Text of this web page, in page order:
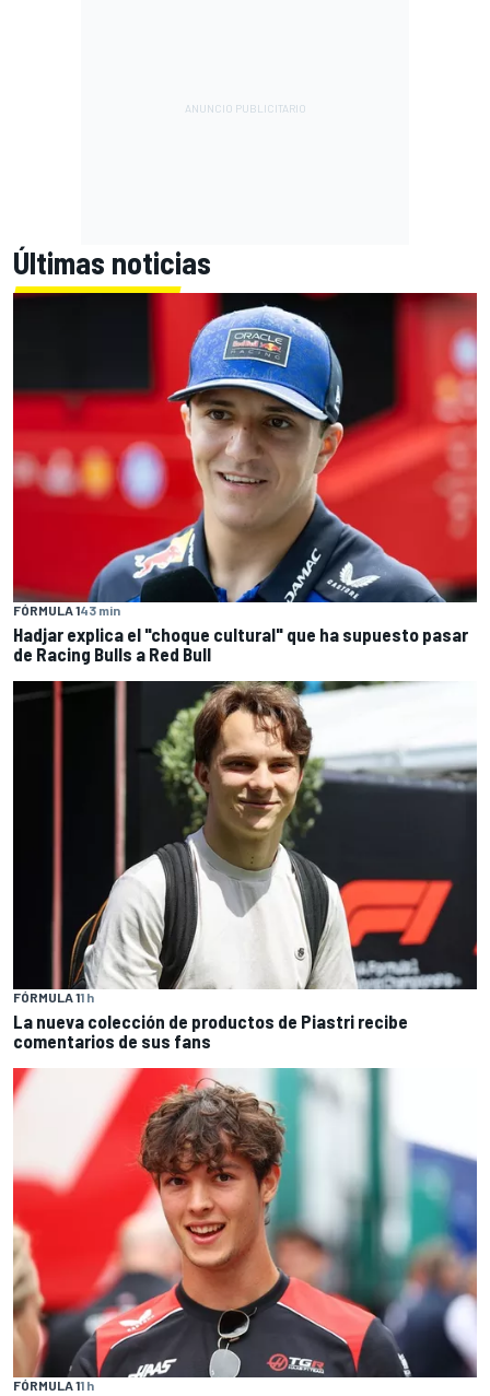
Últimas noticias
FÓRMULA 143 min
Hadjar explica el "choque cultural" que ha supuesto pasar
de Racing Bulls a Red Bull
FÓRMULA 11 h
La nueva colección de productos de Piastri recibe
comentarios de sus fans
FÓRMULA 11 h